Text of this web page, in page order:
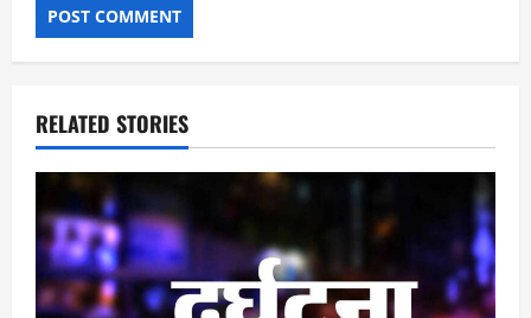
RELATED STORIES